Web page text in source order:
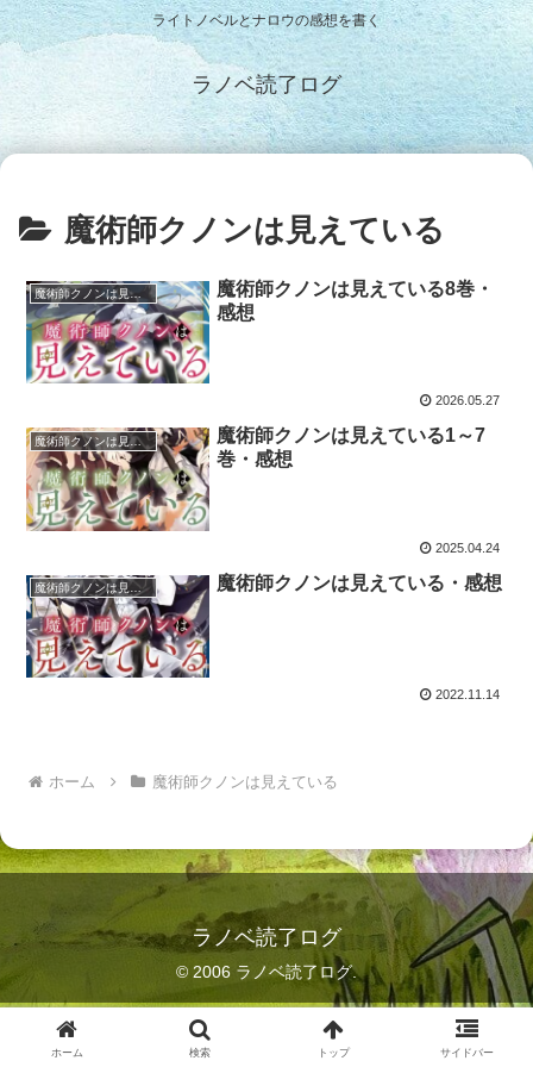
ライトノベルとナロウの感想を書く
ラノベ読了ログ
魔術師クノンは見えている
魔術師クノンは見えている
魔術師クノンは見えている8巻・
感想
2026.05.27
魔術師クノンは見えている
魔術師クノンは見えている1～7
巻・感想
2025.04.24
魔術師クノンは見えている 魔術師クノンは見えている・感想
2022.11.14
ホーム 魔術師クノンは見えている
ラノベ読了ログ
© 2006 ラノベ読了ログ.
ホーム 検索 トップ サイドバー